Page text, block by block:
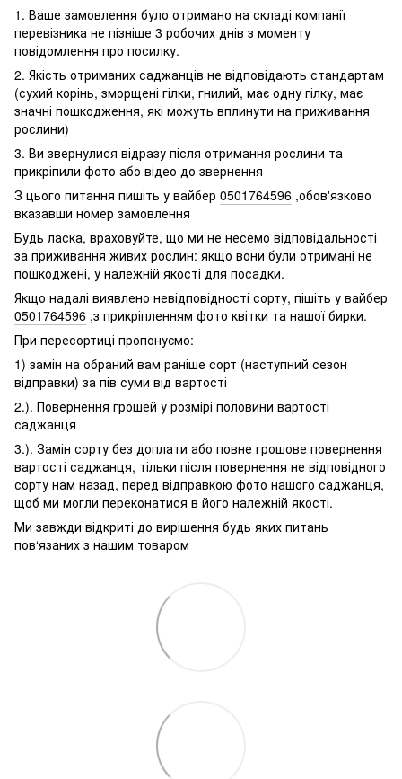
1. Ваше замовлення було отримано на складі компанії
перевізника не пізніше 3 робочих днів з моменту
повідомлення про посилку.
2. Якість отриманих саджанців не відповідають стандартам
(сухий корінь, зморщені гілки, гнилий, має одну гілку, має
значні пошкодження, які можуть вплинути на приживання
рослини)
3. Ви звернулися відразу після отримання рослини та
прикріпили фото або відео до звернення
З цього питання пишіть у вайбер 0501764596 ,обов'язково
вказавши номер замовлення
Будь ласка, враховуйте, що ми не несемо відповідальності
за приживання живих рослин: якщо вони були отримані не
пошкоджені, у належній якості для посадки.
Якщо надалі виявлено невідповідності сорту, пішіть у вайбер
0501764596 ,з прикріпленням фото квітки та нашої бирки.
При пересортиці пропонуємо:
1) замін на обраний вам раніше сорт (наступний сезон
відправки) за пів суми від вартості
2.). Повернення грошей у розмірі половини вартості
саджанця
3.). Замін сорту без доплати або повне грошове повернення
вартості саджанця, тільки після повернення не відповідного
сорту нам назад, перед відправкою фото нашого саджанця,
щоб ми могли переконатися в його належній якості.
Ми завжди відкриті до вирішення будь яких питань
пов‘язаних з нашим товаром